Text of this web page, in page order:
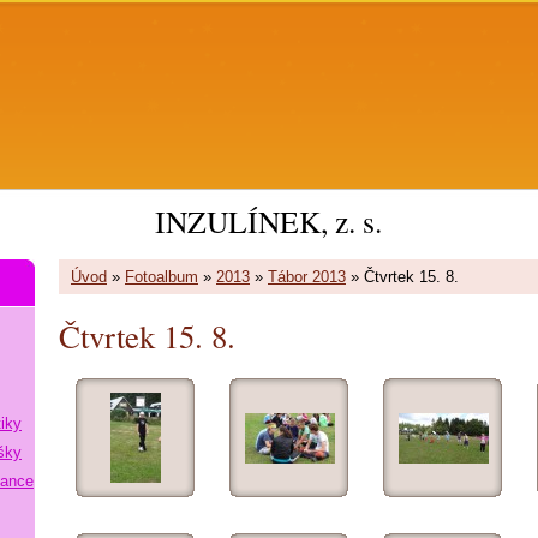
INZULÍNEK, z. s.
Úvod » Fotoalbum » 2013 » Tábor 2013 » Čtvrtek 15. 8.
Čtvrtek 15. 8.